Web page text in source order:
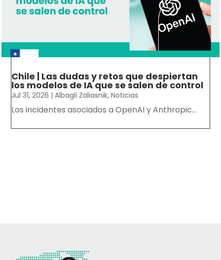
Chile | Las dudas y retos que despiertan
los modelos de IA que se salen de control
Jul 31, 2026 |Albagli Zaliasnik,Noticias
Los incidentes asociados a OpenAI y Anthropic...